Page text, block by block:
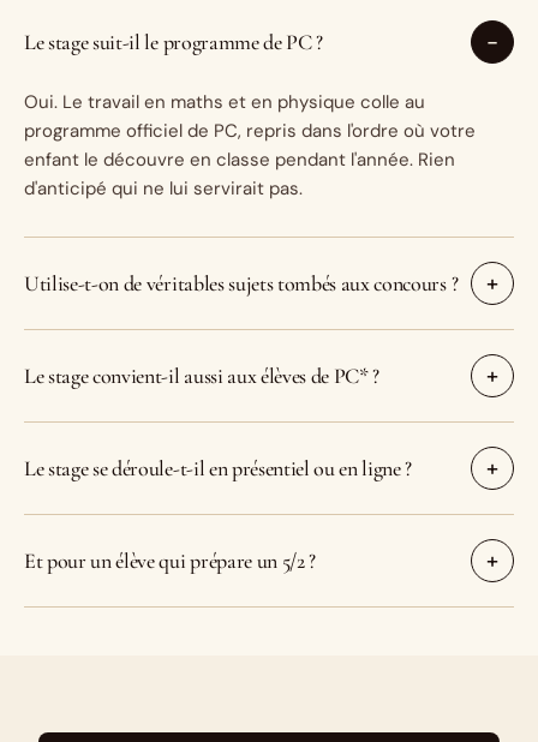
Le stage suit-il le programme de PC ?
Oui. Le travail en maths et en physique colle au
programme officiel de PC, repris dans l'ordre où votre
enfant le découvre en classe pendant l'année. Rien
d'anticipé qui ne lui servirait pas.
Utilise-t-on de véritables sujets tombés aux concours ?
Le stage convient-il aussi aux élèves de PC* ?
Le stage se déroule-t-il en présentiel ou en ligne ?
Et pour un élève qui prépare un 5/2 ?